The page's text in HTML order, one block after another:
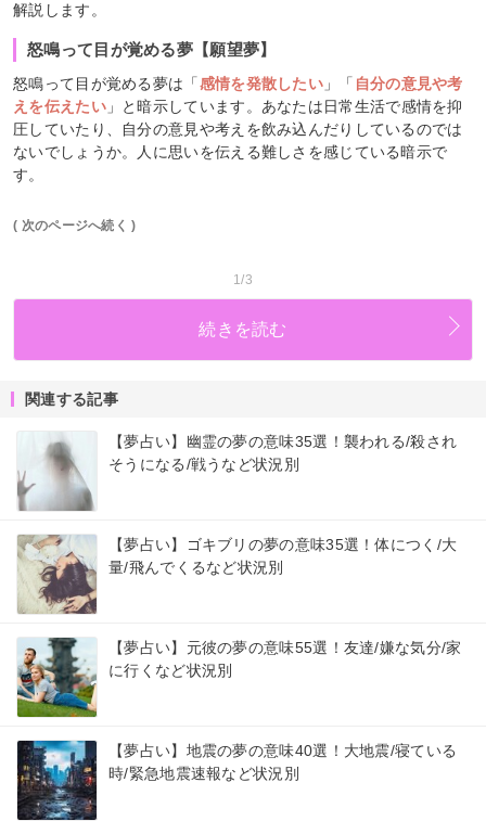
解説します。
怒鳴って目が覚める夢【願望夢】
怒鳴って目が覚める夢は「感情を発散したい 」「 自分の意見や考
えを伝えたい」と暗示しています。あなたは日常生活で感情を抑
圧していたり、自分の意見や考えを飲み込んだりしているのでは
ないでしょうか。人に思いを伝える難しさを感じている暗示で
す。
( 次のページへ続く )
1/3
続きを読む
関連する記事
【夢占い】幽霊の夢の意味35選！襲われる/殺され
そうになる/戦うなど状況別
【夢占い】ゴキブリの夢の意味35選！体につく/大
量/飛んでくるなど状況別
【夢占い】元彼の夢の意味55選！友達/嫌な気分/家
に行くなど状況別
【夢占い】地震の夢の意味40選！大地震/寝ている
時/緊急地震速報など状況別